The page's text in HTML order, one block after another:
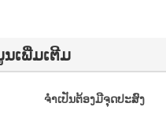
ເພີ່ມເຕີມ
ຈຳເປັນຕ້ອງມີຈຸດປະສົງ